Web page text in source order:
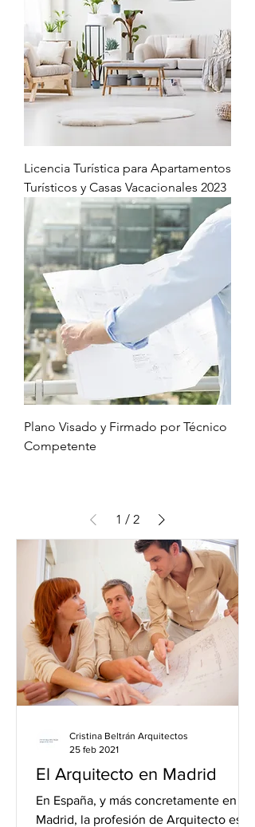
Licencia Turística para Apartamentos
Turísticos y Casas Vacacionales 2023
Plano Visado y Firmado por Técnico
Competente
1 / 2
El Arquitecto en Madrid
En España, y más concretamente en
Madrid, la profesión de Arquitecto está
Cristina Beltrán Arquitectos
25 feb 2021